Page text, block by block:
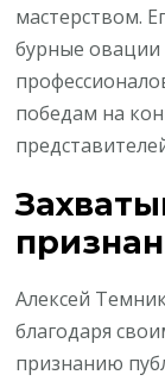
мастерством.
бурные
победам на
Алексей
благодаря
признанию